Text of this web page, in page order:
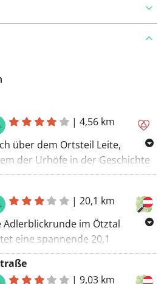
|4,56 km
über dem Ortsteil Leite,
der Urhöfe in der Geschichte
befindet sich der
im oberen Bereich noch
moderat und mit
Panorama
geht es nach der
auf der urigen Leiterberg
technisch anspruchsvoll zur
|20,1 km
Adlerblickrunde im Ötztal
eine spannende 20,1
lange Mountainbiketour
mittleren
|9,03 km